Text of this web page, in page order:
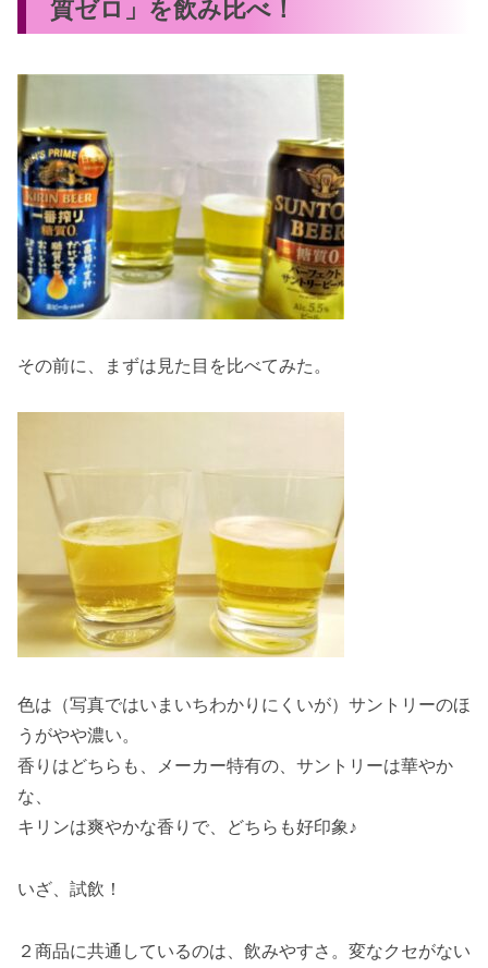
質ゼロ」を飲み比べ！
その前に、まずは見た目を比べてみた。
色は（写真ではいまいちわかりにくいが）サントリーのほ
うがやや濃い。
香りはどちらも、メーカー特有の、サントリーは華やか
な、
キリンは爽やかな香りで、どちらも好印象♪
いざ、試飲！
２商品に共通しているのは、飲みやすさ。変なクセがない